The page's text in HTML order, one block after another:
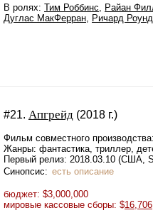
В ролях: Тим Роббинс, Райан
Дуглас МакФерран, Ричард
#21. Апгрейд (2018 г.)
Фильм совместного
Жанры: фантастика, триллер,
Первый релиз: 2018.03.10 (США,
Синопсис: есть описание
бюджет: $3,000,000
мировые кассовые сборы: $